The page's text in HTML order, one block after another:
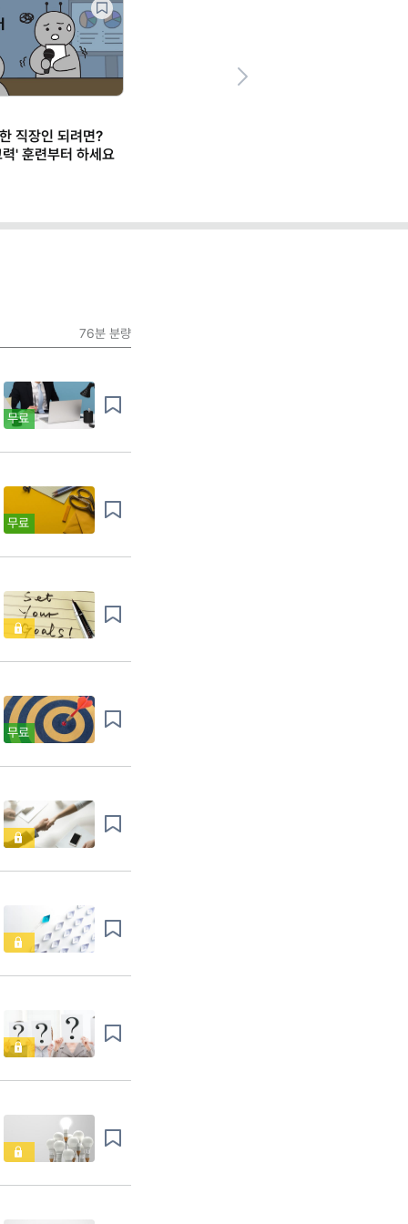
직장인 되려면?
' 훈련부터 하세요
76분 분량
무료
무료
무료